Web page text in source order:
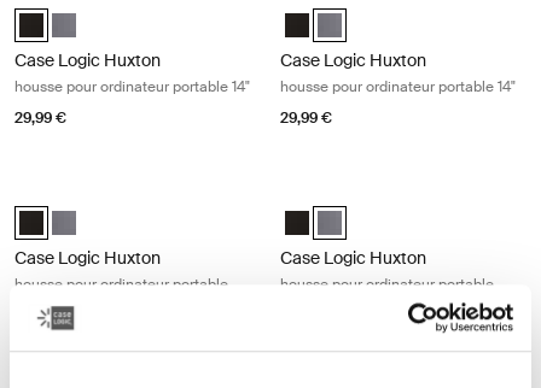
Case Logic Huxton 14" Laptop Sleeve Noir (selected)
Case Logic Huxton 14" Laptop Sleeve Grahite
Case Logic Huxton
housse pour ordinateur portable 14"
29,99 €
Case Logic Huxton 14" Laptop
Case Logic Huxton 14"
Case Logic Huxton
housse pour ordinateur portable 14"
29,99 €
Case Logic Huxton 15.6" Laptop Sleeve Noir (selected)
Case Logic Huxton 15.6" Laptop Sleeve Grahite
Case Logic Huxton
housse pour ordinateur portable
15,6"
Case Logic Huxton 15.6" Laptop
Case Logic Huxton 15.6"
Case Logic Huxton
housse pour ordinateur portable